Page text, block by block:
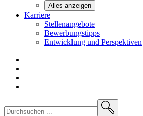
Alles anzeigen
Karriere
Stellenangebote
Bewerbungstipps
Entwicklung und Perspektiven